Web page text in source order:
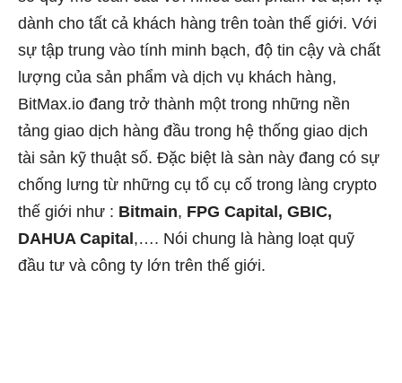
dành cho tất cả khách hàng trên toàn thế giới. Với
sự tập trung vào tính minh bạch, độ tin cậy và chất
lượng của sản phẩm và dịch vụ khách hàng,
BitMax.io đang trở thành một trong những nền
tảng giao dịch hàng đầu trong hệ thống giao dịch
tài sản kỹ thuật số. Đặc biệt là sàn này đang có sự
chống lưng từ những cụ tổ cụ cố trong làng crypto
thế giới như : Bitmain, FPG Capital, GBIC,
DAHUA Capital,…. Nói chung là hàng loạt quỹ
đầu tư và công ty lớn trên thế giới.